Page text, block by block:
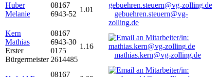
Huber
Melanie
08167
6943-52
1.01
gebuehren.steuern@vg-
zolling.de
Kern
Mathias
Erster
Bürgermeister
08167
6943-30
0175
2614485
1.16
mathias.kern@vg-zolling.de
08167